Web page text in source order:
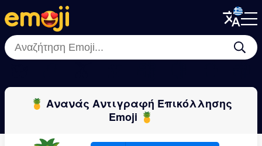
Menu
Close
Menu
Close
🍍 Ανανάς Αντιγραφή Επικόλλησης
Emoji 🍍